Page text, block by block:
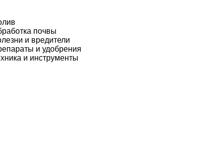
почвы
и вредители
и удобрения
и инструменты